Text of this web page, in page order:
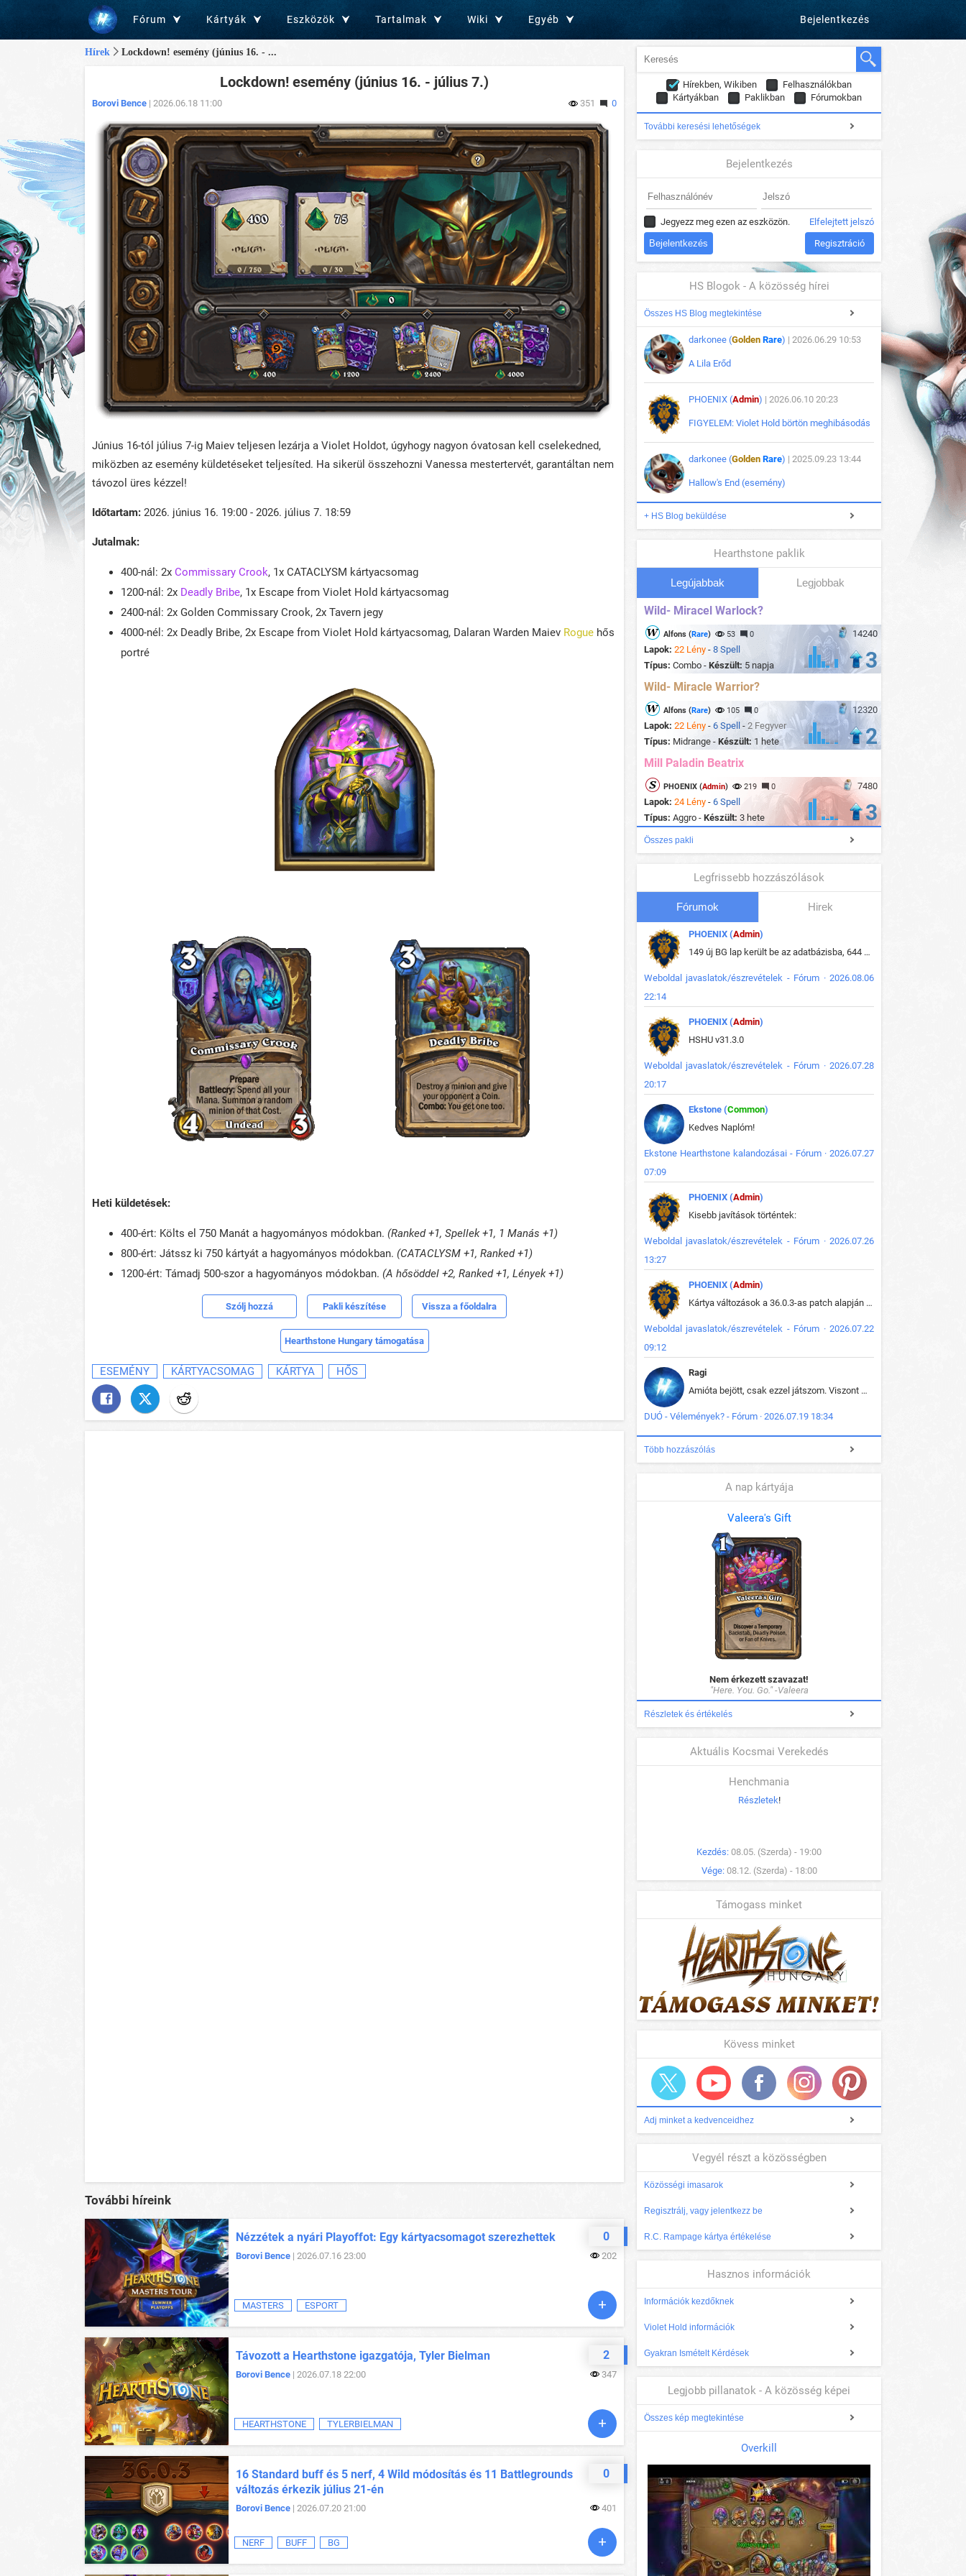
Fórum Kártyák Eszközök Tartalmak Wiki Egyéb Bejelentkezés
Hírek Lockdown! esemény (június 16. - ...
Lockdown! esemény (június 16. - július 7.)
Borovi Bence | 2026.06.18 11:00 351 0
Június 16-tól július 7-ig Maiev teljesen lezárja a Violet Holdot, úgyhogy nagyon óvatosan kell cselekedned,
miközben az esemény küldetéseket teljesíted. Ha sikerül összehozni Vanessa mestertervét, garantáltan nem
távozol üres kézzel!
Időtartam: 2026. június 16. 19:00 - 2026. július 7. 18:59
Jutalmak:
400-nál: 2x Commissary Crook, 1x CATACLYSM kártyacsomag
1200-nál: 2x Deadly Bribe, 1x Escape from Violet Hold kártyacsomag
2400-nál: 2x Golden Commissary Crook, 2x Tavern jegy
4000-nél: 2x Deadly Bribe, 2x Escape from Violet Hold kártyacsomag, Dalaran Warden Maiev Rogue hős
portré
Heti küldetések:
400-ért: Költs el 750 Manát a hagyományos módokban. (Ranked +1, Spellek+1, 1 Manás +1)
800-ért: Játssz ki 750 kártyát a hagyományos módokban. (CATACLYSM +1, Ranked+1)
1200-ért: Támadj 500-szor a hagyományos módokban. (A hősöddel +2, Ranked +1, Lények+1)
Szólj hozzá Pakli készítése Vissza a főoldalra
Hearthstone Hungary támogatása
ESEMÉNY KÁRTYACSOMAG KÁRTYA HŐS
További híreink
0
Nézzétek a nyári Playoffot: Egy kártyacsomagot szerezhettek
Borovi Bence | 2026.07.16 23:00 202
MASTERS ESPORT
2
Távozott a Hearthstone igazgatója, Tyler Bielman
Borovi Bence | 2026.07.18 22:00 347
HEARTHSTONE TYLERBIELMAN
0
16 Standard buff és 5 nerf, 4 Wild módosítás és 11 Battlegrounds
változás érkezik július 21-én
Borovi Bence | 2026.07.20 21:00 401
NERF BUFF BG
Hírekben, Wikiben
Felhasználókban
Kártyákban
Paklikban Fórumokban
További keresési lehetőségek
Bejelentkezés
Jegyezz meg ezen az eszközön. Elfelejtett jelszó
Regisztráció
HS Blogok - A közösség hírei
Összes HS Blog megtekintése
darkonee (Golden Rare) | 2026.06.29 10:53
A Lila Erőd
PHOENIX (Admin) | 2026.06.10 20:23
FIGYELEM: Violet Hold börtön meghibásodás
darkonee (Golden Rare) | 2025.09.23 13:44
Hallow's End (esemény)
+ HS Blog beküldése
Hearthstone paklik
Legújabbak Legjobbak
Wild- Miracel Warlock?
14240
Alfons (Rare) 53 0
Lapok: 22 Lény - 8 Spell
Típus: Combo - Készült: 5 napja 3
Wild- Miracle Warrior?
12320
Alfons (Rare) 105 0
Lapok: 22 Lény - 6 Spell - 2 Fegyver
Típus: Midrange - Készült: 1 hete 2
Mill Paladin Beatrix
7480
PHOENIX (Admin) 219 0
Lapok: 24 Lény - 6 Spell
Típus: Aggro - Készült: 3 hete 3
Összes pakli
Legfrissebb hozzászólások
Fórumok Hirek
PHOENIX (Admin)
149 új BG lap került be az adatbázisba, 644 db meglévő BG lap módosult, bekerültek az új képek a megváltozott lapokhoz is.
Weboldal javaslatok/észrevételek - Fórum · 2026.08.06
22:14
PHOENIX (Admin)
HSHU v31.3.0
Weboldal javaslatok/észrevételek - Fórum · 2026.07.28
20:17
Ekstone (Common)
Kedves Naplóm!
Ekstone Hearthstone kalandozásai - Fórum · 2026.07.27
07:09
PHOENIX (Admin)
Kisebb javítások történtek:
Weboldal javaslatok/észrevételek - Fórum · 2026.07.26
13:27
PHOENIX (Admin)
Kártya változások a 36.0.3-as patch alapján frissítve az adatbázisban (képek is cserélve).
Weboldal javaslatok/észrevételek - Fórum · 2026.07.22
09:12
Ragi
Amióta bejött, csak ezzel játszom. Viszont mint minden más - akár az alapjáték is, ez is baromira összetett lett. Néha már pár kör után is esélytelen az egész. Vagy irreállisan túltápol valaki, vagy lelép a partner, vagy csak hülye mint a segg. És amikor eljönne az én időm, na akkor jön el mindenki másé is. Engem jobban érdekelne, hogy ki milyen ratingen szokott játszani. Na ez lenne egy érdekes adat.
DUÓ - Vélemények? - Fórum · 2026.07.19 18:34
Több hozzászólás
A nap kártyája
Valeera's Gift
Nem érkezett szavazat!
"Here. You. Go." -Valeera
Részletek és értékelés
Aktuális Kocsmai Verekedés
Henchmania
Részletek!
Kezdés: 08.05. (Szerda) - 19:00
Vége: 08.12. (Szerda) - 18:00
Támogass minket
Kövess minket
Adj minket a kedvenceidhez
Vegyél részt a közösségben
Közösségi imasarok
Regisztrálj, vagy jelentkezz be
R.C. Rampage kártya értékelése
Hasznos információk
Információk kezdőknek
Violet Hold információk
Gyakran Ismételt Kérdések
Legjobb pillanatok - A közösség képei
Összes kép megtekintése
Overkill